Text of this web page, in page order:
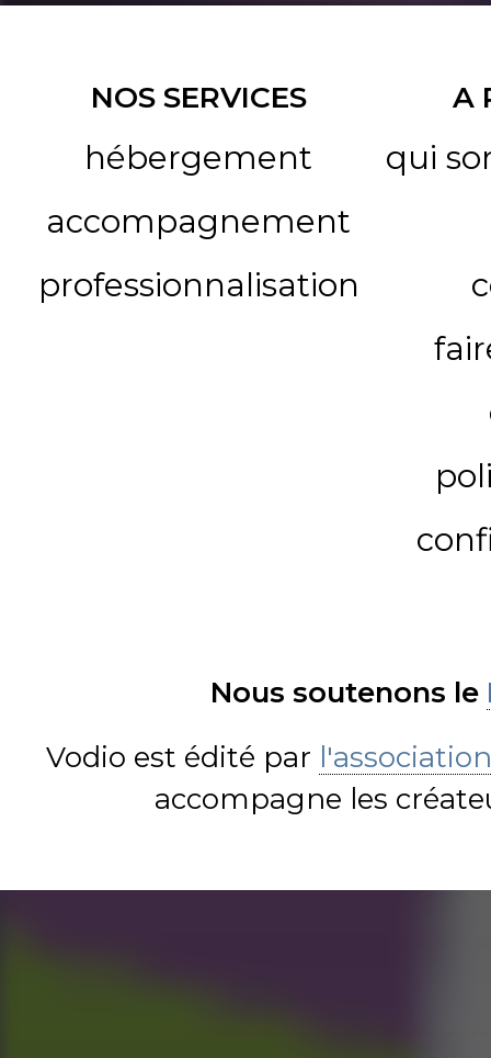
NOS SERVICES
hébergement
accompagnement
professionnalisation
A
qui